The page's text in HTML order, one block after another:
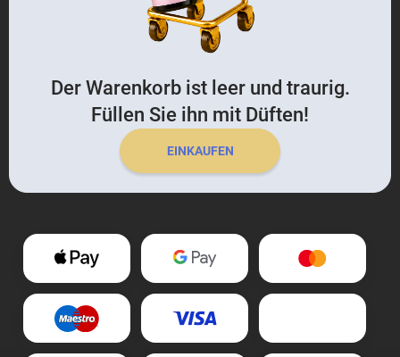
Der Warenkorb ist leer und traurig.
Füllen Sie ihn mit Düften!
EINKAUFEN